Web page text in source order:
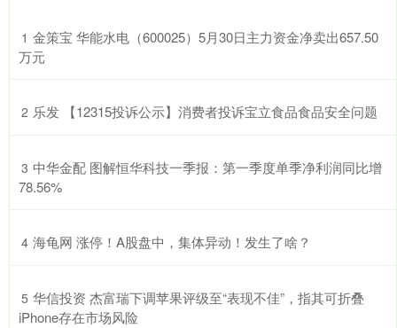
1 ​金策宝 华能水电（600025）5月30日主力资金净卖出657.50
万元
2 ​乐发 【12315投诉公示】消费者投诉宝立食品食品安全问题
3 ​中华金配 图解恒华科技一季报：第一季度单季净利润同比增
78.56%
4 ​海龟网 涨停！A股盘中，集体异动！发生了啥？
5 ​华信投资 杰富瑞下调苹果评级至“表现不佳”，指其可折叠
iPhone存在市场风险